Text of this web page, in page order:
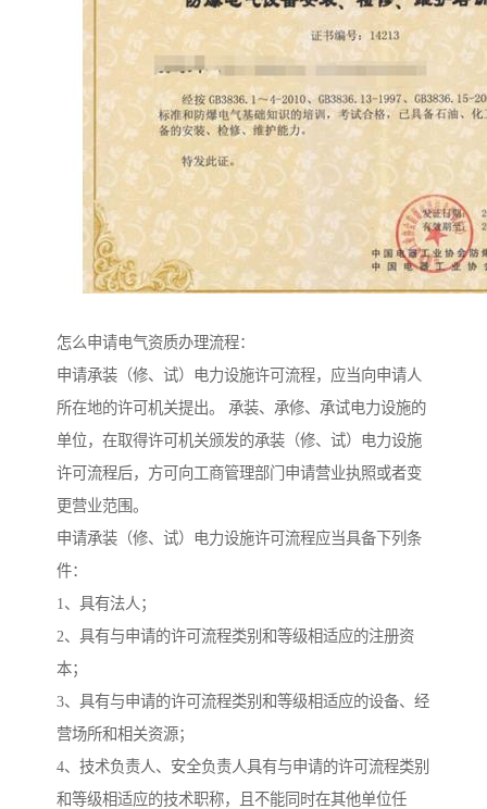
怎么申请电气资质办理流程：
申请承装（修、试）电力设施许可流程，应当向申请人
所在地的许可机关提出。 承装、承修、承试电力设施的
单位，在取得许可机关颁发的承装（修、试）电力设施
许可流程后，方可向工商管理部门申请营业执照或者变
更营业范围。
申请承装（修、试）电力设施许可流程应当具备下列条
件：
1、具有法人；
2、具有与申请的许可流程类别和等级相适应的注册资
本；
3、具有与申请的许可流程类别和等级相适应的设备、经
营场所和相关资源；
4、技术负责人、安全负责人具有与申请的许可流程类别
和等级相适应的技术职称，且不能同时在其他单位任